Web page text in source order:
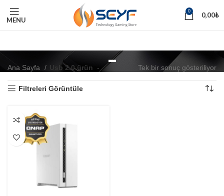
MENU
0 0,00₺
-
Ana Sayfa Usb 2.0 ürün - Tek bir sonuç gösteriliyor
Filtreleri Görüntüle